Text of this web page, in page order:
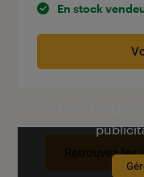
En stock
Retrouvez